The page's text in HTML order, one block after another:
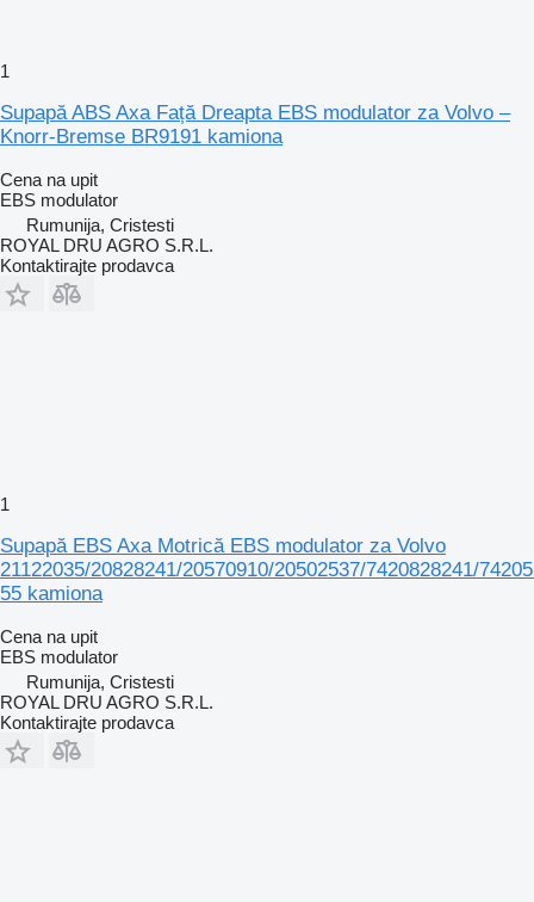
1
Supapă ABS Axa Față Dreapta EBS modulator za Volvo –
Knorr-Bremse BR9191 kamiona
Cena na upit
EBS modulator
Rumunija, Cristesti
ROYAL DRU AGRO S.R.L.
Kontaktirajte prodavca
1
Supapă EBS Axa Motrică EBS modulator za Volvo
21122035/20828241/20570910/20502537/7420828241/
55 kamiona
Cena na upit
EBS modulator
Rumunija, Cristesti
ROYAL DRU AGRO S.R.L.
Kontaktirajte prodavca